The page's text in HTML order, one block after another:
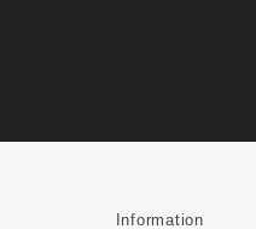
Information